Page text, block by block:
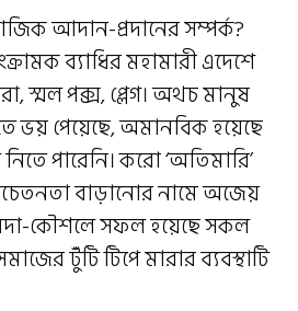
আদান-প্রদানের সম্পর্ক?
ব্যাধির মহামারী এদেশে
স্মল পক্স, প্লেগ। অথচ মানুষ
ভয় পেয়েছে, অমানবিক হয়েছে
পারেনি। করো ‘অতিমারি’
বাড়ানোর নামে অজেয়
কৌশলে সফল হয়েছে সকল
টুঁটি টিপে মারার ব্যবস্থাটি